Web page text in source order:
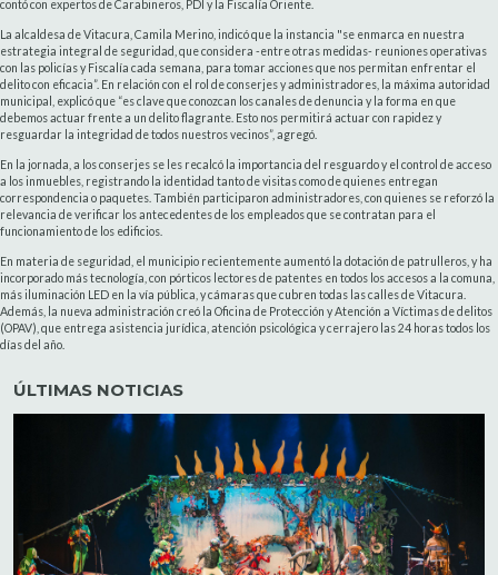
contó con expertos de Carabineros, PDI y la Fiscalía Oriente.
La alcaldesa de Vitacura, Camila Merino, indicó que la instancia "se enmarca en nuestra
estrategia integral de seguridad, que considera -entre otras medidas- reuniones operativas
con las policías y Fiscalía cada semana, para tomar acciones que nos permitan enfrentar el
delito con eficacia”. En relación con el rol de conserjes y administradores, la máxima autoridad
municipal, explicó que “es clave que conozcan los canales de denuncia y la forma en que
debemos actuar frente a un delito flagrante. Esto nos permitirá actuar con rapidez y
resguardar la integridad de todos nuestros vecinos”, agregó.
En la jornada, a los conserjes se les recalcó la importancia del resguardo y el control de acceso
a los inmuebles, registrando la identidad tanto de visitas como de quienes entregan
correspondencia o paquetes. También participaron administradores, con quienes se reforzó la
relevancia de verificar los antecedentes de los empleados que se contratan para el
funcionamiento de los edificios.
En materia de seguridad, el municipio recientemente aumentó la dotación de patrulleros, y ha
incorporado más tecnología, con pórticos lectores de patentes en todos los accesos a la comuna,
más iluminación LED en la vía pública, y cámaras que cubren todas las calles de Vitacura.
Además, la nueva administración creó la Oficina de Protección y Atención a Víctimas de delitos
(OPAV), que entrega asistencia jurídica, atención psicológica y cerrajero las 24 horas todos los
días del año.
ÚLTIMAS NOTICIAS